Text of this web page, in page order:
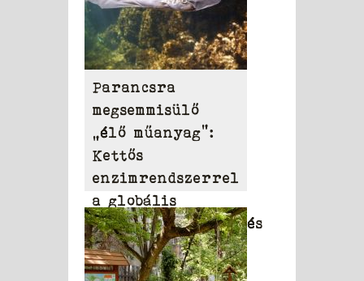
Parancsra
megsemmisülő
„élő műanyag”:
Kettős
enzimrendszerrel
a globális
környezetszennyezés
ellen